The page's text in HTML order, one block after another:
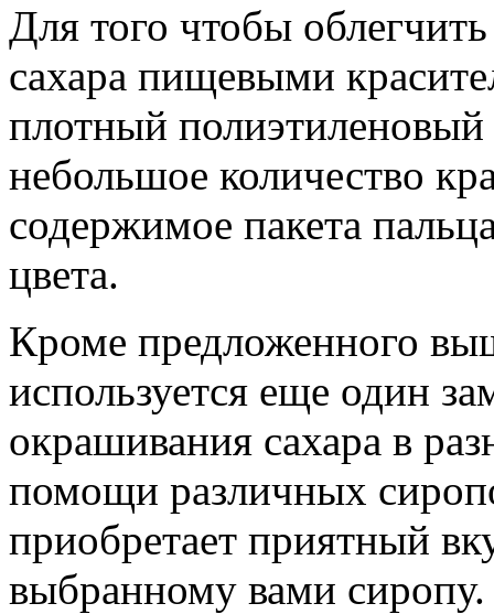
Для того чтобы
сахара пищевыми
плотный полиэтиленовый
небольшое количество
содержимое пакета
цвета.
Кроме предложенного
используется еще один
окрашивания сахара в
помощи различных
приобретает приятный
выбранному вами сиропу.